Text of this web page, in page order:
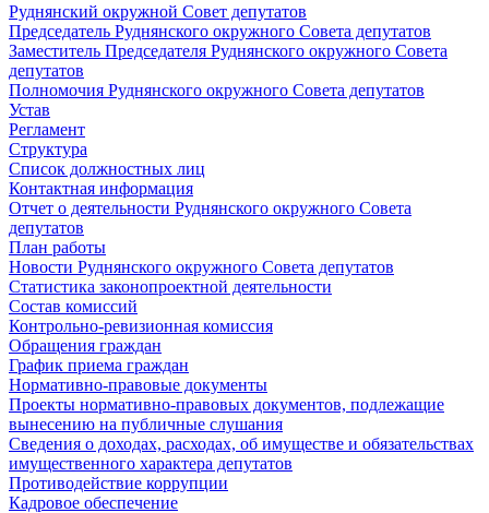
Руднянский окружной Совет депутатов
Председатель Руднянского окружного Совета депутатов
Заместитель Председателя Руднянского окружного Совета
депутатов
Полномочия Руднянского окружного Совета депутатов
Устав
Регламент
Структура
Список должностных лиц
Контактная информация
Отчет о деятельности Руднянского окружного Совета
депутатов
План работы
Новости Руднянского окружного Совета депутатов
Статистика законопроектной деятельности
Состав комиссий
Контрольно-ревизионная комиссия
Обращения граждан
График приема граждан
Нормативно-правовые документы
Проекты нормативно-правовых документов, подлежащие
вынесению на публичные слушания
Сведения о доходах, расходах, об имуществе и обязательствах
имущественного характера депутатов
Противодействие коррупции
Кадровое обеспечение